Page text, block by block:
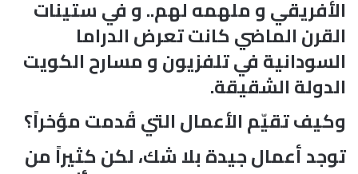
الأفريقي و ملهمه لهم.. و في ستينات
القرن الماضي كانت تعرض الدراما
السودانية في تلفزيون و مسارح الكويت
الدولة الشقيقة.
وكيف تقيّم الأعمال التي قُدمت مؤخراً؟
توجد أعمال جيدة بلا شك، لكن كثيراً من